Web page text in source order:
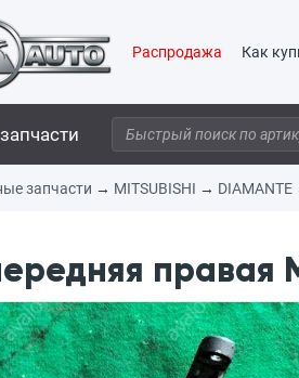
Распродажа Как
запчасти → MITSUBISHI → DIAMANTE
правая